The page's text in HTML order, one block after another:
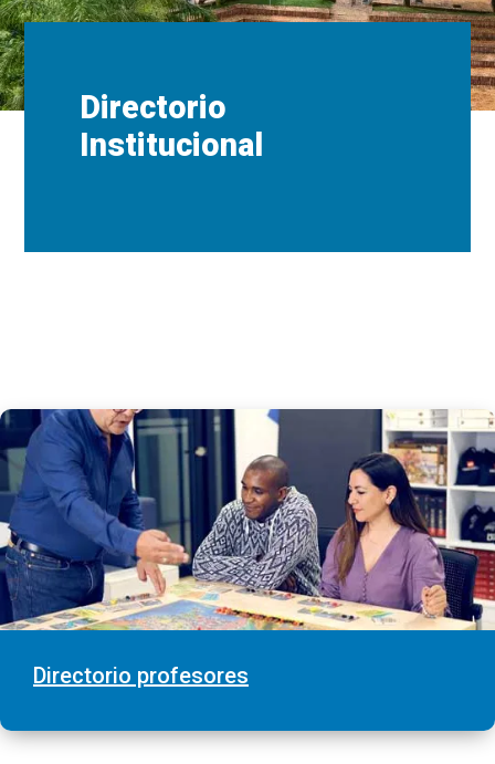
Directorio
Institucional
Directorio profesores